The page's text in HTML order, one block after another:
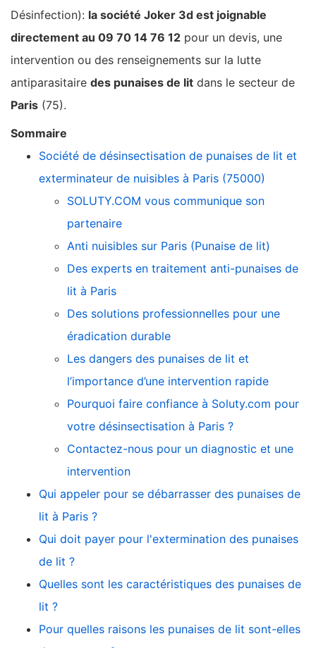
Désinfection): la société Joker 3d est joignable
directement au 09 70 14 76 12 pour un devis, une
intervention ou des renseignements sur la lutte
antiparasitaire des punaises de lit dans le secteur de
Paris (75).
Sommaire
Société de désinsectisation de punaises de lit et
exterminateur de nuisibles à Paris (75000)
SOLUTY.COM vous communique son
partenaire
Anti nuisibles sur Paris (Punaise de lit)
Des experts en traitement anti-punaises de
lit à Paris
Des solutions professionnelles pour une
éradication durable
Les dangers des punaises de lit et
l’importance d’une intervention rapide
Pourquoi faire confiance à Soluty.com pour
votre désinsectisation à Paris ?
Contactez-nous pour un diagnostic et une
intervention
Qui appeler pour se débarrasser des punaises de
lit à Paris ?
Qui doit payer pour l'extermination des punaises
de lit ?
Quelles sont les caractéristiques des punaises de
lit ?
Pour quelles raisons les punaises de lit sont-elles